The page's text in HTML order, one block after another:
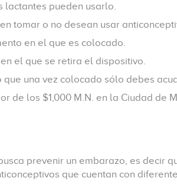
lactantes pueden usarlo.
tomar o no desean usar
en el que es colocado.
el que se retira el dispositivo.
una vez colocado sólo debes
de los $1,000 M.N. en la Ciudad
prevenir un embarazo, es decir
que cuentan con